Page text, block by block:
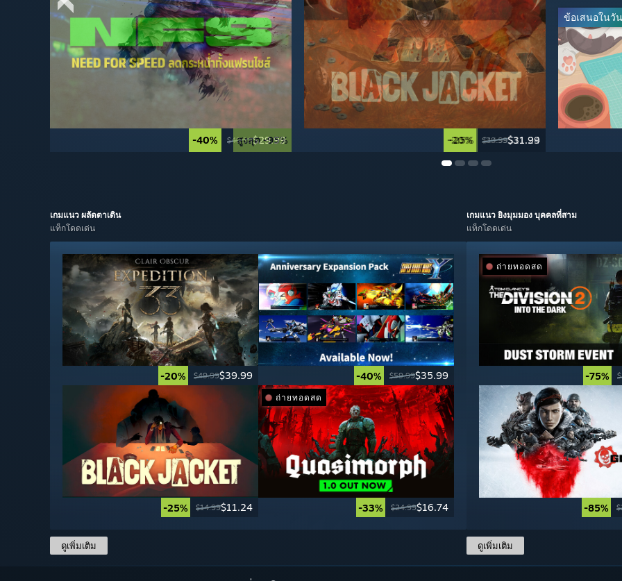
-40% $49.99$29.99 -20% $39.99$31.99
ข้อเสนอในวั
สูงสุด -95% -25% $14.99$11.24
-67% $49.99 $16.49 -60% $59.99$23.99
-50% $7.99 -30% $39.99$27.99
เกมแนว ผลัดตาเดิน
แท็กโดดเด่น
-20% $49.99$39.99 -40% $59.99$35.99
-25% $14.99$11.24 -33% $24.99$16.74
ถ่ายทอดสด
ดูเพิ่มเติม
เกมแนว ยิงมุมมอง บุคคลที่สาม
แท็กโดดเด่น
-75%
ถ่ายทอดสด
-85%
ดูเพิ่มเติม